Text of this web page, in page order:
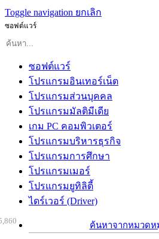
Toggle navigation ยกเลิก
ซอฟต์แวร์
ซอฟต์แวร์
โปรแกรมอินเทอร์เน็ต
โปรแกรมส่วนบุคคล
โปรแกรมมัลติมีเดีย
เกม PC คอมพิวเตอร์
โปรแกรมบริหารธุรกิจ
โปรแกรมการศึกษา
โปรแกรมเมอร์
โปรแกรมยูทิลิตี้
ไดร์เวอร์ (Driver)
ค้นหาจากหมวดห